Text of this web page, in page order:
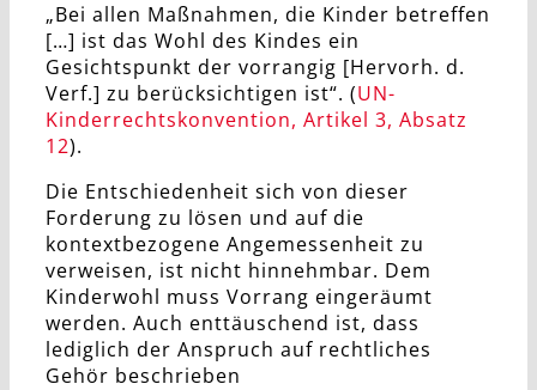
„Bei allen Maßnahmen, die Kinder betreffen
[…] ist das Wohl des Kindes ein
Gesichtspunkt der vorrangig [Hervorh. d.
Verf.] zu berücksichtigen ist“. (UN-
Kinderrechtskonvention, Artikel 3, Absatz
12).
Die Entschiedenheit sich von dieser
Forderung zu lösen und auf die
kontextbezogene Angemessenheit zu
verweisen, ist nicht hinnehmbar. Dem
Kinderwohl muss Vorrang eingeräumt
werden. Auch enttäuschend ist, dass
lediglich der Anspruch auf rechtliches
Gehör beschrieben